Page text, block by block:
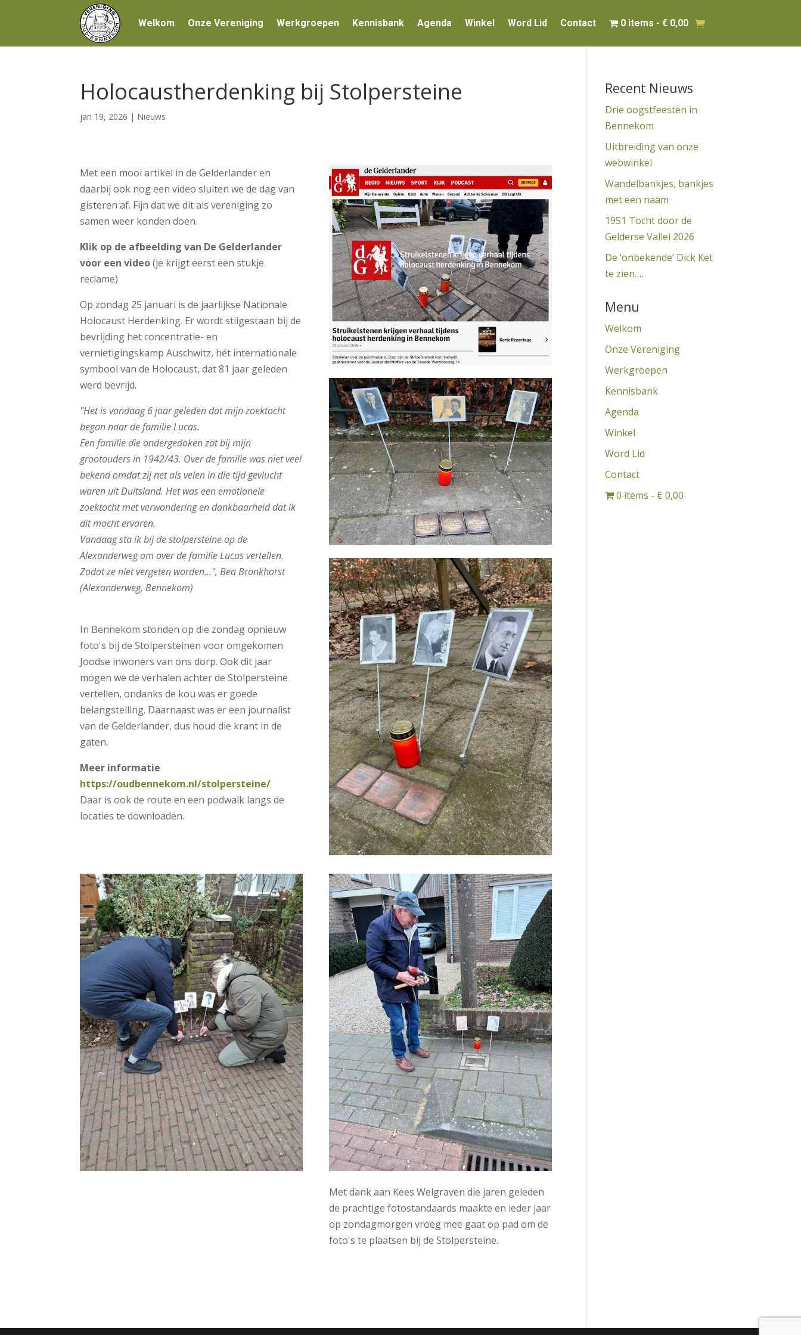
Welkom Onze Vereniging Werkgroepen Kennisbank Agenda Winkel Word Lid Contact 0 items € 0,00
Holocaustherdenking bij Stolpersteine
jan 19, 2026 | Nieuws
Met een mooi artikel in de Gelderlander en
daarbij ook nog een video sluiten we de dag van
gisteren af. Fijn dat we dit als vereniging zo
samen weer konden doen.
Klik op de afbeelding van De Gelderlander
voor een video(je krijgt eerst een stukje
reclame)
Op zondag 25 januari is de jaarlijkse Nationale
Holocaust Herdenking. Er wordt stilgestaan bij de
bevrijding het concentratie- en
vernietigingskamp Auschwitz, hét internationale
symbool van de Holocaust, dat 81 jaar geleden
werd bevrijd.
"Het is vandaag 6 jaar geleden dat mijn zoektocht
begon naar de familie Lucas.
Een familie die ondergedoken zat bij mijn
grootouders in 1942/43. Over de familie was niet veel
bekend omdat zij net als velen in die tijd gevlucht
waren uit Duitsland. Het was een emotionele
zoektocht met verwondering en dankbaarheid dat ik
dit mocht ervaren.
Vandaag sta ik bij de stolpersteine op de
Alexanderweg om over de familie Lucas vertellen.
Zodat ze niet vergeten worden...", Bea Bronkhorst
(Alexanderweg, Bennekom)
In Bennekom stonden op die zondag opnieuw
foto's bij de Stolpersteinen voor omgekomen
Joodse inwoners van ons dorp. Ook dit jaar
mogen we de verhalen achter de Stolpersteine
vertellen, ondanks de kou was er goede
belangstelling. Daarnaast was er een journalist
van de Gelderlander, dus houd die krant in de
gaten.
Meer informatie
https://oudbennekom.nl/stolpersteine/
Daar is ook de route en een podwalk langs de
locaties te downloaden.
Met dank aan Kees Welgraven die jaren geleden
de prachtige fotostandaards maakte en ieder jaar
op zondagmorgen vroeg mee gaat op pad om de
foto's te plaatsen bij de Stolpersteine.
Recent Nieuws
Drie oogstfeesten in
Bennekom
Uitbreiding van onze
webwinkel
Wandelbankjes, bankjes
met een naam
1951 Tocht door de
Gelderse Vallei 2026
De ‘onbekende’ Dick Ket
te zien….
Menu
Welkom
Onze Vereniging
Werkgroepen
Kennisbank
Agenda
Winkel
Word Lid
Contact
0 items
€ 0,00